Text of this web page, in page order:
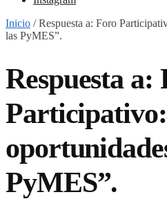
Inicio /Respuesta a: Foro
las PyMES”.
Respuesta a:
PyMES”.